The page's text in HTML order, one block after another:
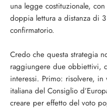
una legge costituzionale,
doppia lettura a distanza di
confirmatorio.
Credo che questa strategia
raggiungere due obbiettivi,
interessi. Primo: risolvere,
italiana del Consiglio
creare per effetto del voto